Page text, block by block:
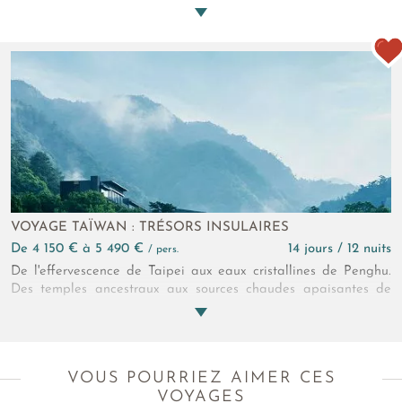
de lacs irréels, de parcs naturels et de cités intemporelles.
VOYAGE TAÏWAN : TRÉSORS INSULAIRES
de 4 150 € à 5 490 € / pers.
14 jours / 12 nuits
De l'effervescence de Taipei aux eaux cristallines de Penghu.
Des temples ancestraux aux sources chaudes apaisantes de
Guguan en passant par les panoramas époustouflants
VOUS POURRIEZ AIMER CES
VOYAGES